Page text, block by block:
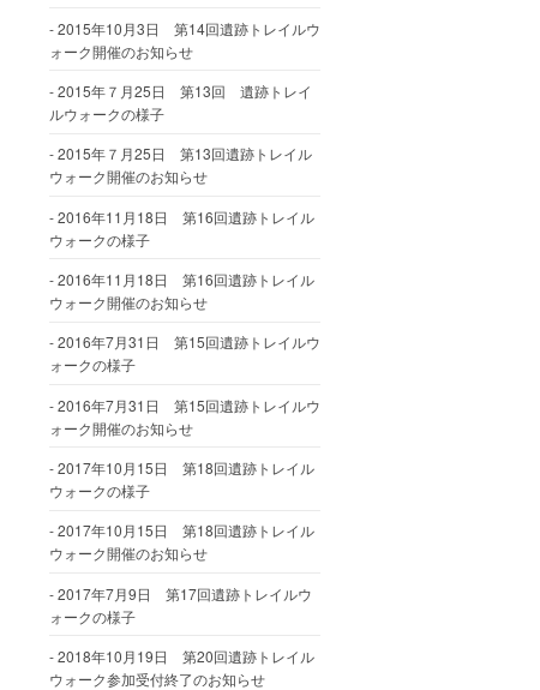
2015年10月3日 第14回遺跡トレイルウ
ォーク開催のお知らせ
2015年７月25日 第13回 遺跡トレイ
ルウォークの様子
2015年７月25日 第13回遺跡トレイル
ウォーク開催のお知らせ
2016年11月18日 第16回遺跡トレイル
ウォークの様子
2016年11月18日 第16回遺跡トレイル
ウォーク開催のお知らせ
2016年7月31日 第15回遺跡トレイルウ
ォークの様子
2016年7月31日 第15回遺跡トレイルウ
ォーク開催のお知らせ
2017年10月15日 第18回遺跡トレイル
ウォークの様子
2017年10月15日 第18回遺跡トレイル
ウォーク開催のお知らせ
2017年7月9日 第17回遺跡トレイルウ
ォークの様子
2018年10月19日 第20回遺跡トレイル
ウォーク参加受付終了のお知らせ